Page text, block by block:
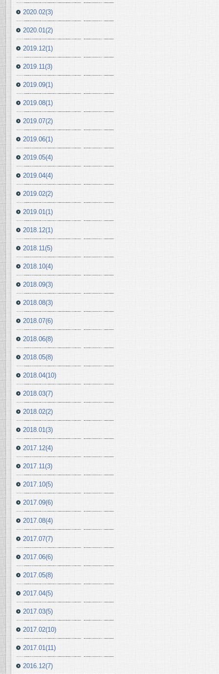
2020.02(3)
2020.01(2)
2019.12(1)
2019.11(3)
2019.09(1)
2019.08(1)
2019.07(2)
2019.06(1)
2019.05(4)
2019.04(4)
2019.02(2)
2019.01(1)
2018.12(1)
2018.11(5)
2018.10(4)
2018.09(3)
2018.08(3)
2018.07(6)
2018.06(8)
2018.05(8)
2018.04(10)
2018.03(7)
2018.02(2)
2018.01(3)
2017.12(4)
2017.11(3)
2017.10(5)
2017.09(6)
2017.08(4)
2017.07(7)
2017.06(6)
2017.05(8)
2017.04(5)
2017.03(5)
2017.02(10)
2017.01(11)
2016.12(7)